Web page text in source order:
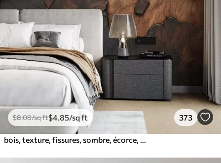
$8.08/sq ft$4 .85/sq ft 373